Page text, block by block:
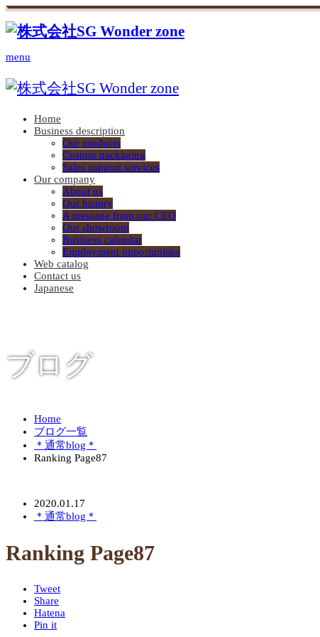
menu
Home
Business description
Our products
Custom packaging
Sales support services
Our company
About us
Our history
A message from our CEO
Our showroom
Business calendar
Employment opportunities
Web catalog
Contact us
Japanese
ブログ
Home
ブログ一覧
＊通常blog＊
Ranking Page87
2020.01.17
＊通常blog＊
Ranking Page87
Tweet
Share
Hatena
Pin it